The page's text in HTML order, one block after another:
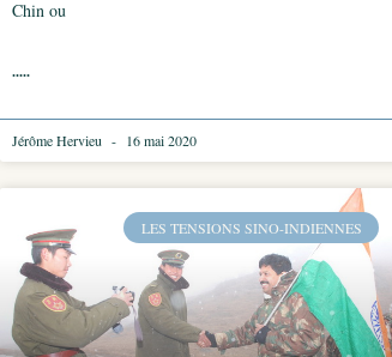
Chin ou
.....
Jérôme Hervieu 16 mai 2020
LES TENSIONS SINO-INDIENNES